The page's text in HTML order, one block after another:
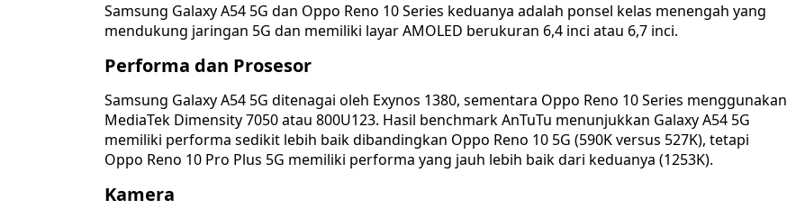
Samsung Galaxy A54 5G dan Oppo Reno 10 Series keduanya adalah ponsel kelas menengah yang
mendukung jaringan 5G dan memiliki layar AMOLED berukuran 6,4 inci atau 6,7 inci.
Performa dan Prosesor
Samsung Galaxy A54 5G ditenagai oleh Exynos 1380, sementara Oppo Reno 10 Series menggunakan
MediaTek Dimensity 7050 atau 800U123. Hasil benchmark AnTuTu menunjukkan Galaxy A54 5G
memiliki performa sedikit lebih baik dibandingkan Oppo Reno 10 5G (590K versus 527K), tetapi
Oppo Reno 10 Pro Plus 5G memiliki performa yang jauh lebih baik dari keduanya (1253K).
Kamera